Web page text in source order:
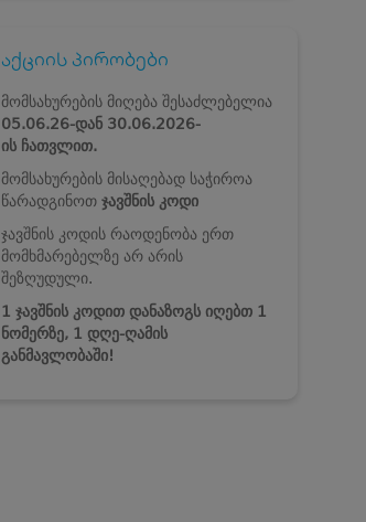
აქციის პირობები
მომსახურების მიღება შესაძლებელია
05.06.26-დან 30.06.2026-
ის ჩათვლით.
მომსახურების მისაღებად საჭიროა
წარადგინოთ ჯავშნის კოდი
ჯავშნის კოდის რაოდენობა ერთ
მომხმარებელზე არ არის
შეზღუდული.
1 ჯავშნის კოდით დანაზოგს იღებთ 1
ნომერზე, 1 დღე-ღამის
განმავლობაში!